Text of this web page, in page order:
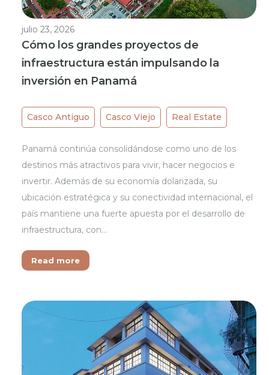
julio 23, 2026
Cómo los grandes proyectos de
infraestructura están impulsando la
inversión en Panamá
Casco Antiguo Casco Viejo Real Estate
Panamá continúa consolidándose como uno de los
destinos más atractivos para vivir, hacer negocios e
invertir. Además de su economía dolarizada, su
ubicación estratégica y su conectividad internacional, el
país mantiene una fuerte apuesta por el desarrollo de
infraestructura, con…
Read more